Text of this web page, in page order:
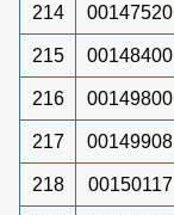
214 00147520
215 00148400
216 00149800
217 00149908
218 00150117